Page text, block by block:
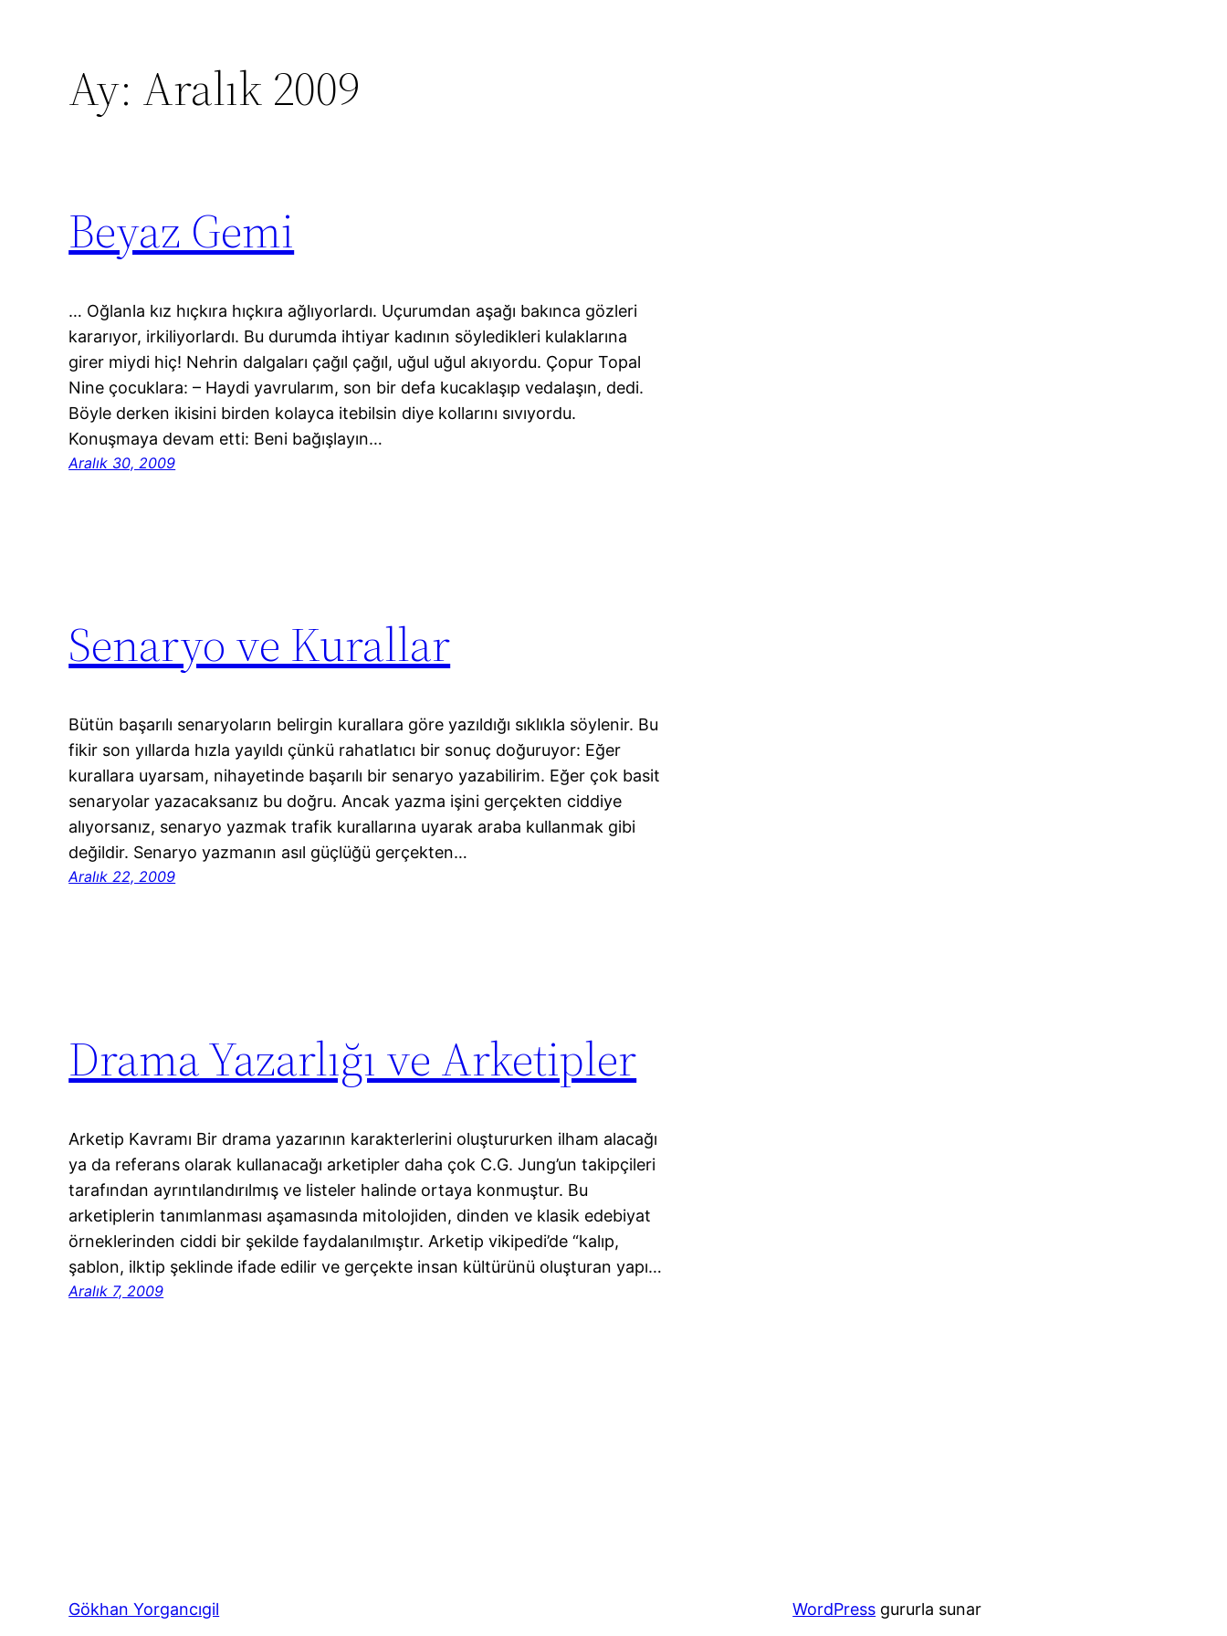
Ay: Aralık 2009
Beyaz Gemi
… Oğlanla kız hıçkıra hıçkıra ağlıyorlardı. Uçurumdan aşağı bakınca gözleri
kararıyor, irkiliyorlardı. Bu durumda ihtiyar kadının söyledikleri kulaklarına
girer miydi hiç! Nehrin dalgaları çağıl çağıl, uğul uğul akıyordu. Çopur Topal
Nine çocuklara: – Haydi yavrularım, son bir defa kucaklaşıp vedalaşın, dedi.
Böyle derken ikisini birden kolayca itebilsin diye kollarını sıvıyordu.
Konuşmaya devam etti: Beni bağışlayın…
Aralık 30, 2009
Senaryo ve Kurallar
Bütün başarılı senaryoların belirgin kurallara göre yazıldığı sıklıkla söylenir. Bu
fikir son yıllarda hızla yayıldı çünkü rahatlatıcı bir sonuç doğuruyor: Eğer
kurallara uyarsam, nihayetinde başarılı bir senaryo yazabilirim. Eğer çok basit
senaryolar yazacaksanız bu doğru. Ancak yazma işini gerçekten ciddiye
alıyorsanız, senaryo yazmak trafik kurallarına uyarak araba kullanmak gibi
değildir. Senaryo yazmanın asıl güçlüğü gerçekten…
Aralık 22, 2009
Drama Yazarlığı ve Arketipler
Arketip Kavramı Bir drama yazarının karakterlerini oluştururken ilham alacağı
ya da referans olarak kullanacağı arketipler daha çok C.G. Jung’un takipçileri
tarafından ayrıntılandırılmış ve listeler halinde ortaya konmuştur. Bu
arketiplerin tanımlanması aşamasında mitolojiden, dinden ve klasik edebiyat
örneklerinden ciddi bir şekilde faydalanılmıştır. Arketip vikipedi’de “kalıp,
şablon, ilktip şeklinde ifade edilir ve gerçekte insan kültürünü oluşturan yapı…
Aralık 7, 2009
Gökhan Yorgancıgil WordPress gururla sunar